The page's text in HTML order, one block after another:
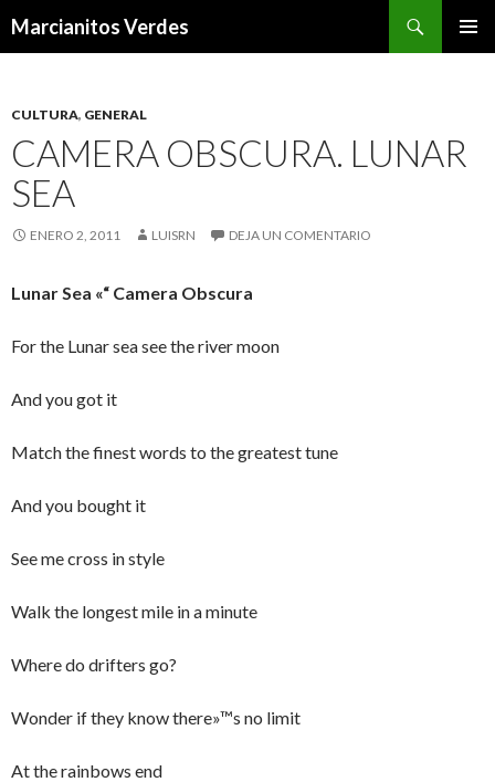
Marcianitos Verdes
CULTURA, GENERAL
CAMERA OBSCURA. LUNAR
SEA
ENERO 2, 2011 LUISRN DEJA UN COMENTARIO
Lunar Sea «“ Camera Obscura
For the Lunar sea see the river moon
And you got it
Match the finest words to the greatest tune
And you bought it
See me cross in style
Walk the longest mile in a minute
Where do drifters go?
Wonder if they know there»™s no limit
At the rainbows end